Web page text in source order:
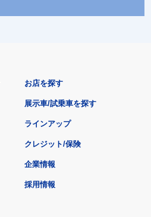
お店を探す
展示車/試乗車を探す
ラインアップ
クレジット/保険
企業情報
採用情報